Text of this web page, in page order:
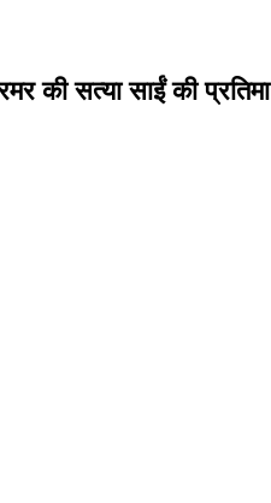
की सत्या साईं की प्रतिमा